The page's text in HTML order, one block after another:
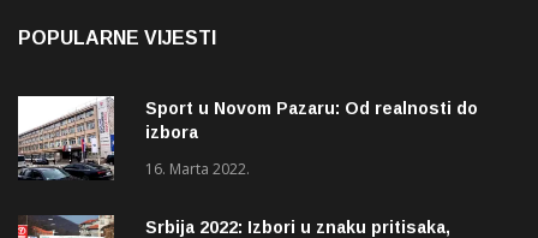
POPULARNE VIJESTI
Sport u Novom Pazaru: Od realnosti do
izbora
16. Marta 2022.
Srbija 2022: Izbori u znaku pritisaka,